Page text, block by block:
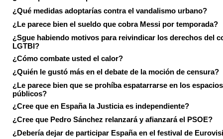
¿Qué medidas adoptarías contra el vandalismo urbano?
¿Le parece bien el sueldo que cobra Messi por temporada?
¿Sgue habiendo motivos para reivindicar los derechos del
LGTBI?
¿Cómo combate usted el calor?
¿Quién le gustó más en el debate de la moción de censura?
¿Le parece bien que se prohíba espatarrarse en los espacios
públicos?
¿Cree que en España la Justicia es independiente?
¿Cree que Pedro Sánchez relanzará y afianzará el PSOE?
¿Debería dejar de participar España en el festival de